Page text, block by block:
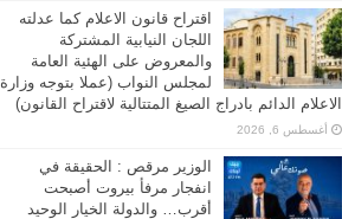
اقتراح قانون الاعلام كما عدلته
اللجان النيابية المشتركة
والمعروض على الهئية العامة
لمجلس النواب (عملا بتوجه وزارة
الاعلام الدائم بادراج الصيغ المتتالية لاقتراح القانون)
أغسطس 6, 2026
الوزير مرقص : الحقيقة في
انفجار مرفأ بيروت أصبحت
أقرب… والدولة الخيار الوحيد